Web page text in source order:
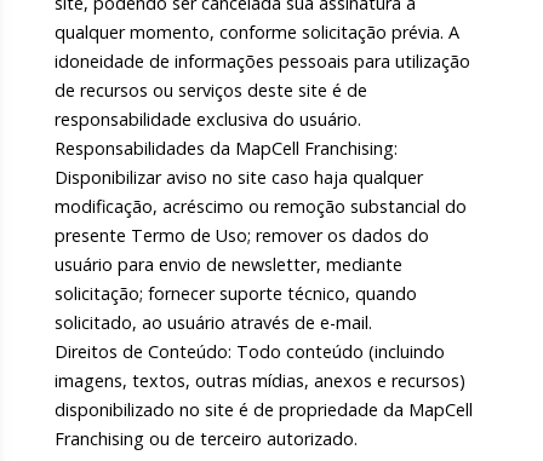
qualquer momento, conforme solicitação prévia. A
idoneidade de informações pessoais para utilização
de recursos ou serviços deste site é de
responsabilidade exclusiva do usuário.
Responsabilidades da MapCell Franchising:
Disponibilizar aviso no site caso haja qualquer
modificação, acréscimo ou remoção substancial do
presente Termo de Uso; remover os dados do
usuário para envio de newsletter, mediante
solicitação; fornecer suporte técnico, quando
solicitado, ao usuário através de e-mail.
Direitos de Conteúdo: Todo conteúdo (incluindo
imagens, textos, outras mídias, anexos e recursos)
disponibilizado no site é de propriedade da MapCell
Franchising ou de terceiro autorizado.